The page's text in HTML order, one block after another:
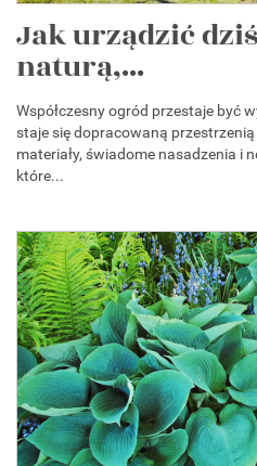
Jak urządzić
naturą,...
Współczesny ogród przestaje być
staje się dopracowaną
materiały, świadome nasadzenia i
które...